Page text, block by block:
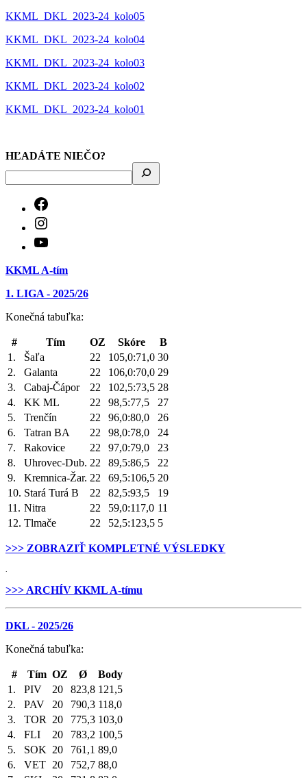
KKML_DKL_2023-24_kolo05
KKML_DKL_2023-24_kolo04
KKML_DKL_2023-24_kolo03
KKML_DKL_2023-24_kolo02
KKML_DKL_2023-24_kolo01
HĽADÁTE NIEČO?
KKML A-tím
1. LIGA - 2025/26
Konečná tabuľka:
# Tím OZ Skóre
B
1.
Šaľa 22 105,0:71,0 30
2.
Galanta 22 106,0:70,0 29
3.
Cabaj-Čápor 22 102,5:73,5 28
4.
KK ML 22 98,5:77,5
27
5.
Trenčín 22 96,0:80,0
26
6.
Tatran BA 22 98,0:78,0
24
7.
Rakovice 22 97,0:79,0
23
8.
Uhrovec-Dub. 22 89,5:86,5
22
9.
Kremnica-Žar. 22 69,5:106,5 20
10. Stará Turá B 22 82,5:93,5
19
11. Nitra 22 59,0:117,0 11
12. Tlmače 22 52,5:123,5 5
>>> ZOBRAZIŤ KOMPLETNÉ VÝSLEDKY
.
>>> ARCHÍV KKML A-tímu
DKL - 2025/26
Konečná tabuľka:
# Tím OZ Ø
Body
1.
PIV 20 823,8 121,5
2.
PAV 20 790,3 118,0
3.
TOR 20 775,3 103,0
4.
FLI 20 783,2 100,5
5.
SOK 20 761,1 89,0
6.
VET 20 752,7 88,0